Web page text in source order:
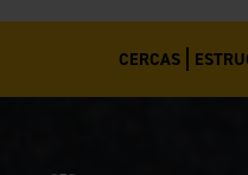
CERCAS